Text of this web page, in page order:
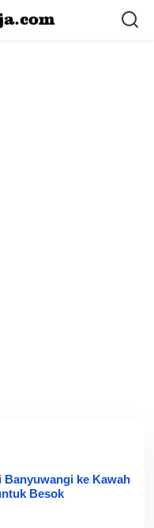
Banyuwangi ke Kawah
Besok